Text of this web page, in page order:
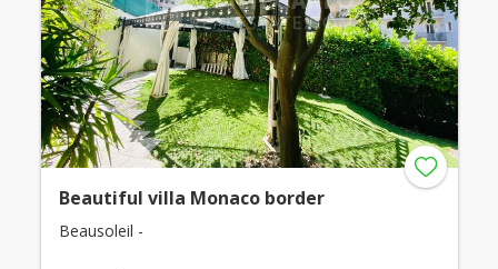
Beautiful villa Monaco border
Beausoleil -